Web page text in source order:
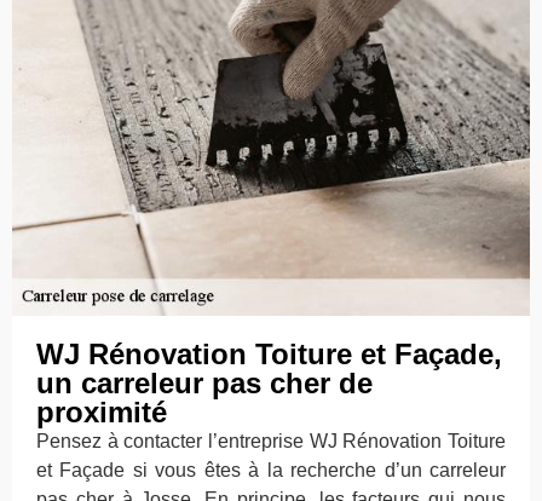
WJ Rénovation Toiture et Façade,
un carreleur pas cher de
proximité
Pensez à contacter l’entreprise WJ Rénovation Toiture
et Façade si vous êtes à la recherche d’un carreleur